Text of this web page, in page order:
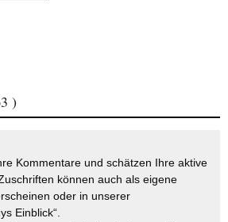
)
Kommentare und schätzen Ihre aktive
können auch als eigene
oder in unserer
Einblick“.